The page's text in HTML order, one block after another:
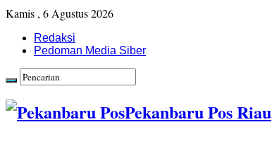
Kamis , 6 Agustus 2026
Redaksi
Pedoman Media Siber
Pekanbaru Pos Riau